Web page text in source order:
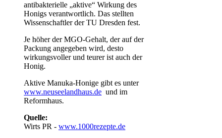
antibakterielle „aktive“ Wirkung des
Honigs verantwortlich. Das stellten
Wissenschaftler der TU Dresden fest.
Je höher der MGO-Gehalt, der auf der
Packung angegeben wird, desto
wirkungsvoller und teurer ist auch der
Honig.
Aktive Manuka-Honige gibt es unter
www.neuseelandhaus.de und im
Reformhaus.
Quelle:
Wirts PR - www.1000rezepte.de